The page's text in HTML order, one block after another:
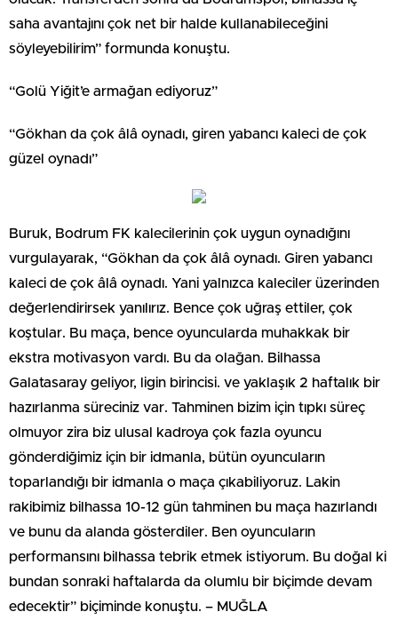
saha avantajını çok net bir halde kullanabileceğini
söyleyebilirim” formunda konuştu.
“Golü Yiğit’e armağan ediyoruz”
“Gökhan da çok âlâ oynadı, giren yabancı kaleci de çok
güzel oynadı”
Buruk, Bodrum FK kalecilerinin çok uygun oynadığını
vurgulayarak, “Gökhan da çok âlâ oynadı. Giren yabancı
kaleci de çok âlâ oynadı. Yani yalnızca kaleciler üzerinden
değerlendirirsek yanılırız. Bence çok uğraş ettiler, çok
koştular. Bu maça, bence oyuncularda muhakkak bir
ekstra motivasyon vardı. Bu da olağan. Bilhassa
Galatasaray geliyor, ligin birincisi. ve yaklaşık 2 haftalık bir
hazırlanma süreciniz var. Tahminen bizim için tıpkı süreç
olmuyor zira biz ulusal kadroya çok fazla oyuncu
gönderdiğimiz için bir idmanla, bütün oyuncuların
toparlandığı bir idmanla o maça çıkabiliyoruz. Lakin
rakibimiz bilhassa 10-12 gün tahminen bu maça hazırlandı
ve bunu da alanda gösterdiler. Ben oyuncuların
performansını bilhassa tebrik etmek istiyorum. Bu doğal ki
bundan sonraki haftalarda da olumlu bir biçimde devam
edecektir” biçiminde konuştu. – MUĞLA